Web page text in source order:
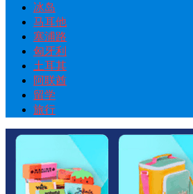
冰岛
马耳他
塞浦路
匈牙利
土耳其
阿联酋
留学
旅行